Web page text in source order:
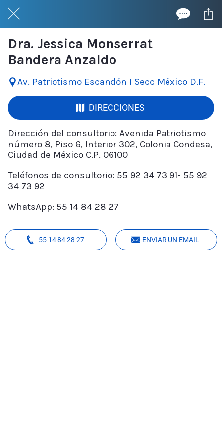
Dra. Jessica Monserrat
Bandera Anzaldo
Av. Patriotismo Escandón I Secc México D.F.
DIRECCIONES
Dirección del consultorio: Avenida Patriotismo
número 8, Piso 6, Interior 302, Colonia Condesa,
Ciudad de México C.P. 06100
Teléfonos de consultorio: 55 92 34 73 91- 55 92
34 73 92
WhatsApp: 55 14 84 28 27
55 14 84 28 27 ENVIAR UN EMAIL